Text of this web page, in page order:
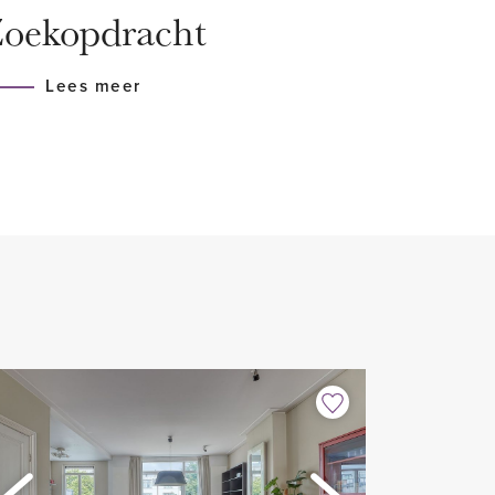
beglazing, enkel ramen
wijk
233,14 p/m incl. onderhoud
de stookkosten
Lees meer